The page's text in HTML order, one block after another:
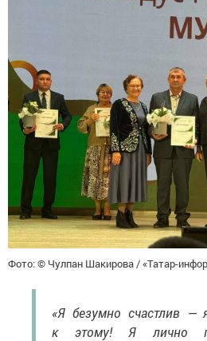
Фото: © Чулпан Шакирова / «Татар-
«Я безумно счастлив —
к этому! Я лично